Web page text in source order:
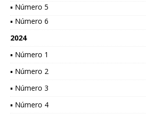
▪ Número 5
▪ Número 6
2024
▪ Número 1
▪ Número 2
▪ Número 3
▪ Número 4